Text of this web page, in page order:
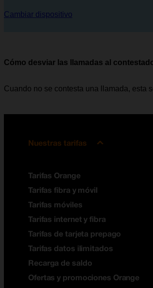
Cambiar dispositivo
Cómo desviar las llamadas al
Cuando no se contesta una llamada, esta
Nuestras tarifas
Tarifas Orange
Tarifas fibra y móvil
Tarifas móviles
Tarifas internet y fibra
Tarifas de tarjeta prepago
Tarifas datos ilimitados
Recarga de saldo
Ofertas y promociones Orange